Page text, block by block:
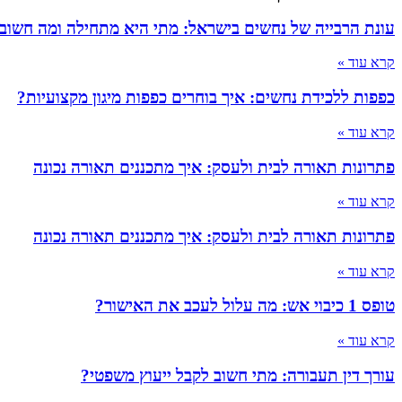
עונת הרבייה של נחשים בישראל: מתי היא מתחילה ומה
קרא עוד »
כפפות ללכידת נחשים: איך בוחרים כפפות מיגון מקצועיות?
קרא עוד »
פתרונות תאורה לבית ולעסק: איך מתכננים תאורה נכונה
קרא עוד »
פתרונות תאורה לבית ולעסק: איך מתכננים תאורה נכונה
קרא עוד »
טופס 1 כיבוי אש: מה עלול לעכב את האישור?
קרא עוד »
עורך דין תעבורה: מתי חשוב לקבל ייעוץ משפטי?